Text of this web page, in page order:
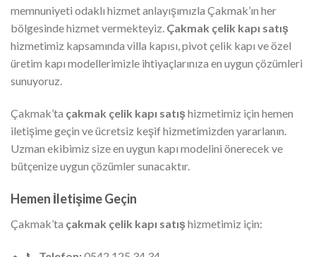
memnuniyeti odaklı hizmet anlayışımızla Çakmak’ın her
bölgesinde hizmet vermekteyiz. Çakmak çelik kapı satış
hizmetimiz kapsamında villa kapısı, pivot çelik kapı ve özel
üretim kapı modellerimizle ihtiyaçlarınıza en uygun çözümleri
sunuyoruz.
Çakmak’ta çakmak çelik kapı satışhizmetimiz için hemen
iletişime geçin ve ücretsiz keşif hizmetimizden yararlanın.
Uzman ekibimiz size en uygun kapı modelini önerecek ve
bütçenize uygun çözümler sunacaktır.
Hemen İletişime Geçin
Çakmak’ta çakmak çelik kapı satışhizmetimiz için: